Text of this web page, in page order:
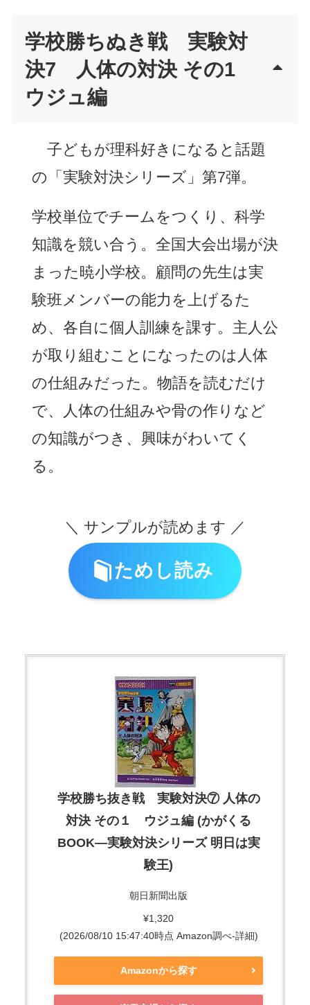
学校勝ちぬき戦 実験対
決7 人体の対決 その1
ウジュ編
子どもが理科好きになると話題
の「実験対決シリーズ」第7弾。
学校単位でチームをつくり、科学
知識を競い合う。全国大会出場が決
まった暁小学校。顧問の先生は実
験班メンバーの能力を上げるた
め、各自に個人訓練を課す。主人公
が取り組むことになったのは人体
の仕組みだった。物語を読むだけ
で、人体の仕組みや骨の作りなど
の知識がつき、興味がわいてく
る。
＼ サンプルが読めます ／
ためし読み
学校勝ち抜き戦 実験対決⑦ 人体の
対決 その１ ウジュ編 (かがくる
BOOK―実験対決シリーズ 明日は実
験王)
朝日新聞出版
¥1,320
(2026/08/10 15:47:40時点 Amazon調べ-詳細)
Amazonから探す